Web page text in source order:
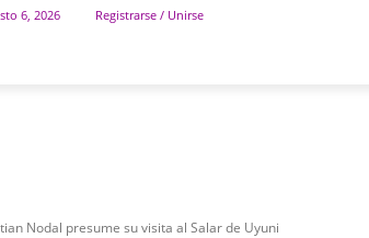
6, 2026 Registrarse / Unirse
Nodal presume su visita al Salar de Uyuni